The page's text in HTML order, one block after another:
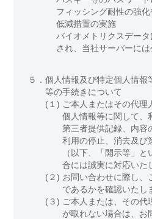
フィッシング耐性の強
低減措置の実施
バイオメトリクスデー
され、当社サーバーに
５．個人情報及び特定個人情報
等の手続きについて
(１) ご本人またはその代理
個人情報等に関して、
第三者提供記録、内容
利用の停止、消去及び
（以下、「開示等」
合には誠実に対応いた
(２) お問い合わせに際し、
であるかを確認いたし
(３) ご本人または、その代
が取れない場合は、お